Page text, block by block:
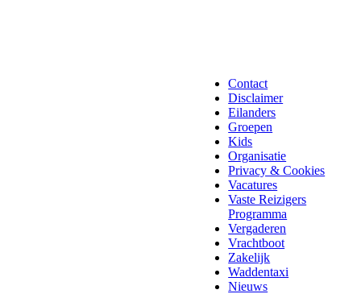
Contact
Disclaimer
Eilanders
Groepen
Kids
Organisatie
Privacy & Cookies
Vacatures
Vaste Reizigers
Programma
Vergaderen
Vrachtboot
Zakelijk
Waddentaxi
Nieuws